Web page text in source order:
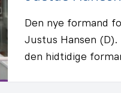
Den nye formand
Justus Hansen
den hidtidige